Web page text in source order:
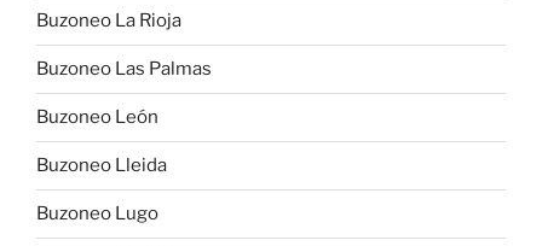
Buzoneo La Rioja
Buzoneo Las Palmas
Buzoneo León
Buzoneo Lleida
Buzoneo Lugo